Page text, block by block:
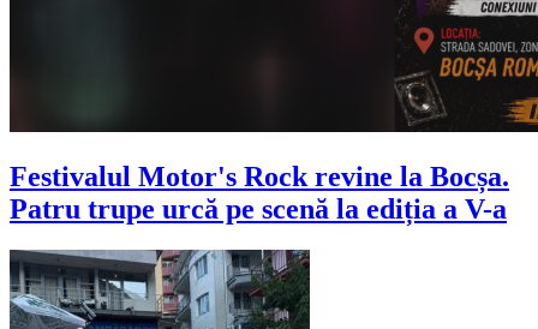
Festivalul Motor's Rock revine la Bocșa.
Patru trupe urcă pe scenă la ediția a V-a